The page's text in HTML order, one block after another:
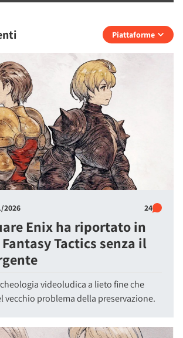
Piattaforme
2026 24
Enix ha riportato in
Tactics senza il
videoludica a lieto fine che
vecchio problema della preservazione.